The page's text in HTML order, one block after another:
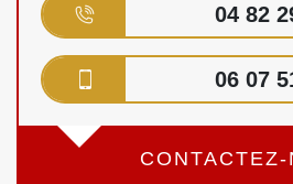
04 82
06 07
CONTACTEZ-